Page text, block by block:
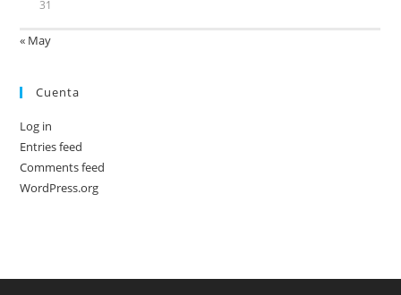
31
« May
Cuenta
Log in
Entries feed
Comments feed
WordPress.org